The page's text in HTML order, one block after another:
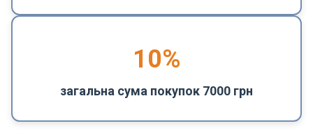
10%
загальна сума покупок 7000 грн